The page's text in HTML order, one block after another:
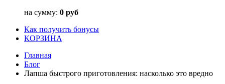
на сумму: 0 руб
Как получить бонусы
КОРЗИНА
Главная
Блог
Лапша быстрого приготовления: насколько это вредно